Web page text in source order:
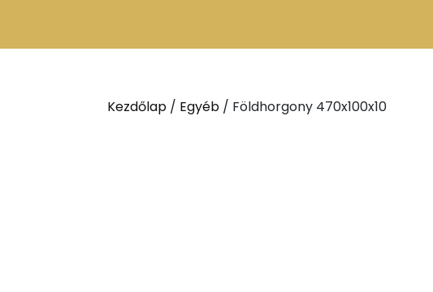
Kezdőlap / Egyéb / Földhorgony 470x100x10